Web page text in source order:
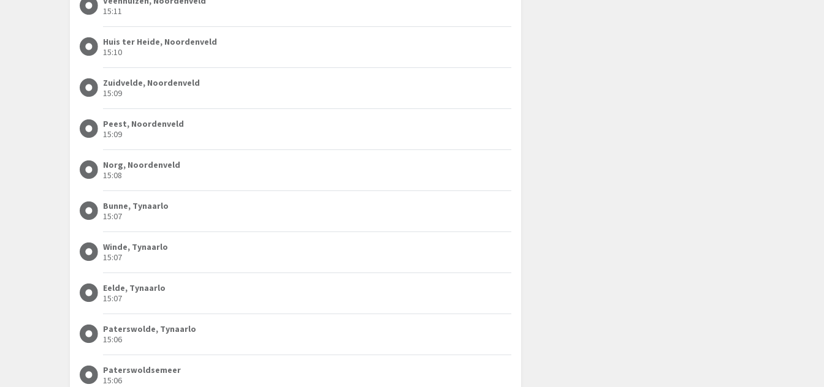
15:11
Huis ter Heide, Noordenveld
15:10
Zuidvelde, Noordenveld
15:09
Peest, Noordenveld
15:09
Norg, Noordenveld
15:08
Bunne, Tynaarlo
15:07
Winde, Tynaarlo
15:07
Eelde, Tynaarlo
15:07
Paterswolde, Tynaarlo
15:06
Paterswoldsemeer
15:06